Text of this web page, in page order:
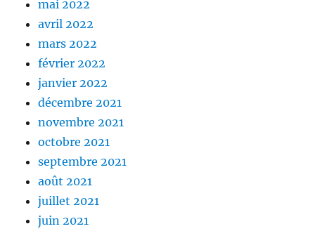
mai 2022
avril 2022
mars 2022
février 2022
janvier 2022
décembre 2021
novembre 2021
octobre 2021
septembre 2021
août 2021
juillet 2021
juin 2021